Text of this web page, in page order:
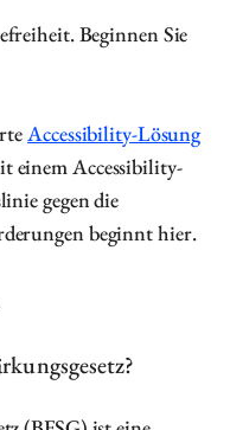
Beginnen Sie
Accessibility-Lösung
einem Accessibility-
gegen die
beginnt hier.